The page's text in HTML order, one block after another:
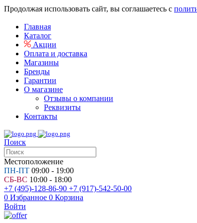
Продолжая использовать сайт, вы соглашаетесь с
Главная
Каталог
Акции
Оплата и доставка
Магазины
Бренды
Гарантии
О магазине
Отзывы о компании
Реквизиты
Контакты
Поиск
Местоположение
ПН-ПТ 09:00 - 19:00
СБ-ВС 10:00 - 18:00
+7 (495)-128-86-90 +7 (917)-542-50-00
0 Избранное 0 Корзина
Войти